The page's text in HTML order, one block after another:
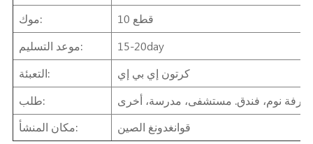
موك:
10 قطع
موعد التسليم:
15-20day
التعبئة:
كرتون إي بي إي
طلب:
نوم، فندق. مستشفى، مدرسة، أخرى
مكان المنشأ:
قوانغدونغ الصين